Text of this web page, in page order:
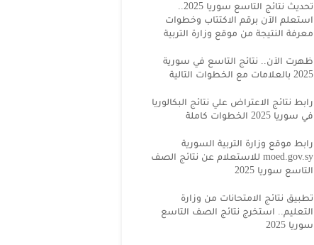
تحديث نتائج التاسع سوريا 2025..
استعلم الآن برقم الاكتتاب وخطوات
معرفة النتيجة من موقع وزارة التربية
ظهرت الآن.. نتائج التاسع في سورية
2025 بالعلامات مع الخطوات التالية
رابط نتائج الاعتراض علي نتائج البكالوريا
في سوريا 2025 الخطوات كاملة
رابط موقع وزارة التربية السورية
moed.gov.sy للاستعلام عن نتائج الصف
التاسع سوريا 2025
تطبيق نتائج الامتحانات من وزارة
التعليم.. استخرج نتائج الصف التاسع
سوريا 2025